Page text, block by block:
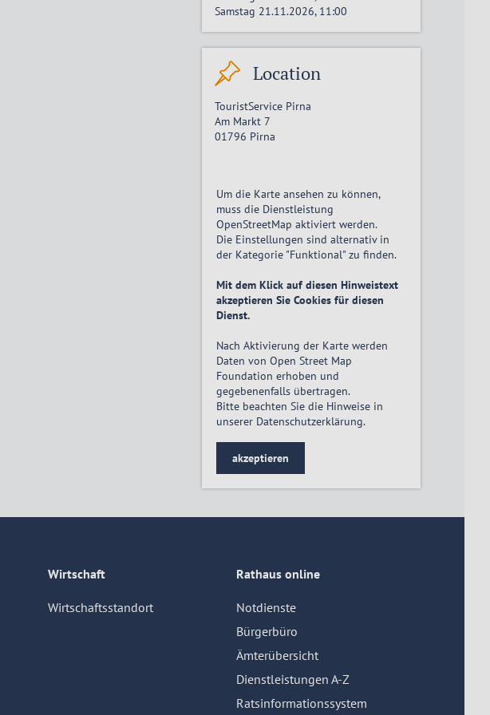
Samstag 21.11.2026, 11:00
Location
TouristService Pirna
Am Markt 7
01796 Pirna
Um die Karte ansehen zu können,
muss die Dienstleistung
OpenStreetMapaktiviert werden.
Die Einstellungen sind alternativ in
der Kategorie "Funktional" zu finden.
Mit dem Klick auf diesen Hinweistext
akzeptieren Sie Cookies für diesen
Dienst.
Nach Aktivierung der Karte werden
Daten von Open Street Map
Foundation erhoben und
gegebenenfalls übertragen.
Bitte beachten Sie die Hinweise in
unserer Datenschutzerklärung.
akzeptieren
Wirtschaft
Wirtschaftsstandort
Rathaus online
Notdienste
Bürgerbüro
Ämterübersicht
Dienstleistungen A-Z
Ratsinformationssystem